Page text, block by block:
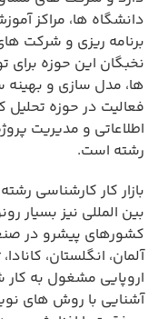
دانشگاه ها، مراکز
برنامه ریزی و شرکت
نخبگان این حوزه
ها، مدل سازی و
فعالیت در حوزه
اطلاعاتی و مدیریت
رشته است.
بازار کار کارشناسی
بین المللی نیز بسیار
کشورهای پیشرو در
آلمان، انگلستان،
اروپایی مشغول به
آشنایی با روش های